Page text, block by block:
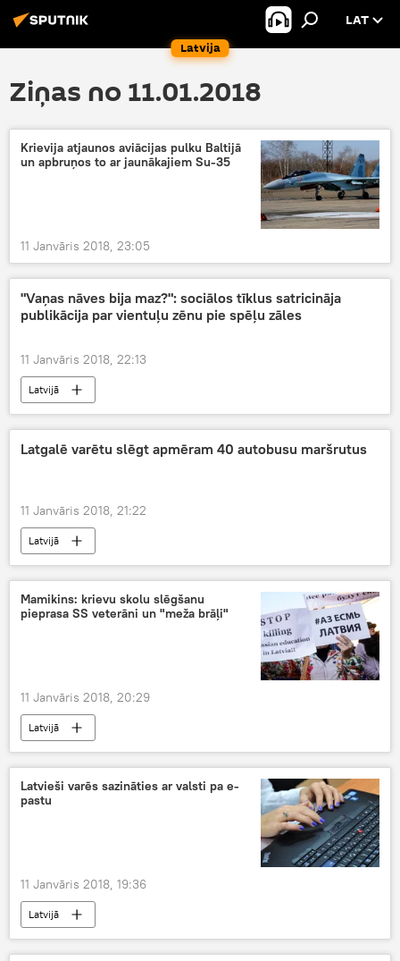
Latvija
LAT
Ziņas no 11.01.2018
Krievija atjaunos aviācijas pulku Baltijā
un apbruņos to ar jaunākajiem Su-35
11 Janvāris 2018, 23:05
"Vaņas nāves bija maz?": sociālos tīklus satricināja
publikācija par vientuļu zēnu pie spēļu zāles
11 Janvāris 2018, 22:13
Latvijā
Latgalē varētu slēgt apmēram 40 autobusu maršrutus
11 Janvāris 2018, 21:22
Latvijā
Mamikins: krievu skolu slēgšanu
pieprasa SS veterāni un "meža brāļi"
11 Janvāris 2018, 20:29
Latvijā
Latvieši varēs sazināties ar valsti pa e-
pastu
11 Janvāris 2018, 19:36
Latvijā